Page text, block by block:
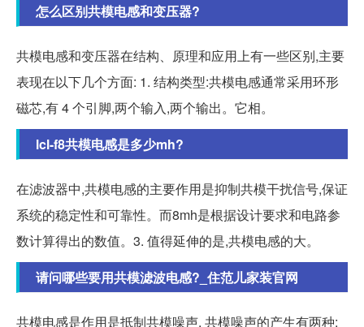
怎么区别共模电感和变压器?
共模电感和变压器在结构、原理和应用上有一些区别,主要
表现在以下几个方面: 1. 结构类型:共模电感通常采用环形
磁芯,有 4 个引脚,两个输入,两个输出。它相。
lcl-f8共模电感是多少mh?
在滤波器中,共模电感的主要作用是抑制共模干扰信号,保证
系统的稳定性和可靠性。而8mh是根据设计要求和电路参
数计算得出的数值。3. 值得延伸的是,共模电感的大。
请问哪些要用共模滤波电感?_住范儿家装官网
共模电感是作用是抵制共模噪声, 共模噪声的产生有两种: